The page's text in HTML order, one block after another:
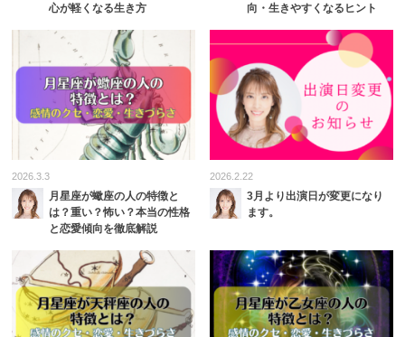
心が軽くなる生き方
向・生きやすくなるヒント
2026.3.3
月星座が蠍座の人の特徴と
は？重い？怖い？本当の性格
と恋愛傾向を徹底解説
2026.2.22
3月より出演日が変更になり
ます。